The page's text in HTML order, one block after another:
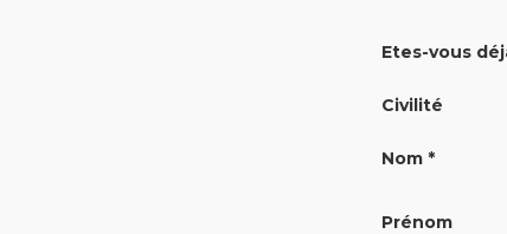
Etes-vous
Civilité
Nom *
Prénom